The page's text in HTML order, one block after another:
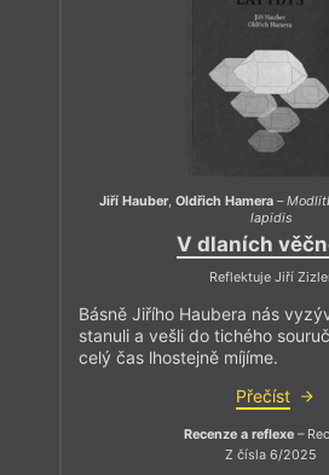
Jiří Hauber, Oldřich Hamera –
lapidis
V dlaních
Reflektuje Jiří
Básně Jiřího Haubera nás
stanuli a vešli do tichého
celý čas lhostejně míjíme.
Přečíst
Recenze a reflexe–
Z čísla 6/2025